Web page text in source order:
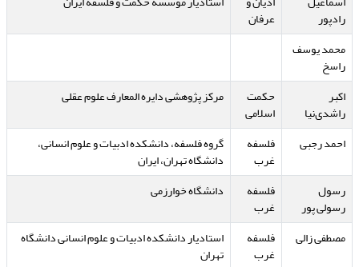
رادپور عرفان
محمد یوسف
راسخ
اکبر
راشدی‌نیا
حکمت
اسلامی
مرکز پژوهشی دایره المعارف علوم عقلی
احمد رجبی فلسفه
غرب
گروه فلسفه، دانشکده ادبیات و علوم انسانی،
دانشگاه تهران، ایران
رسول
رسولی پور
فلسفه
غرب
دانشگاه خوارزمی
مصطفی زالی فلسفه
غرب
استادیار دانشکده ادبیات و علوم انسانی دانشگاه
تهران